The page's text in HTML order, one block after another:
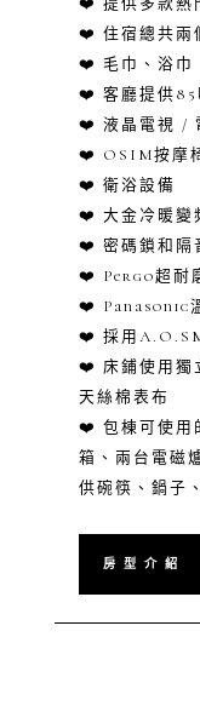
❤️ 住宿總共兩
❤️ 毛巾、浴巾
❤️ 客廳提供85
❤️ 液晶電視 /
❤️ OSIM按摩
❤️ 衛浴設備
❤️ 大金冷暖變
❤️ 密碼鎖和隔
❤️ Pergo超耐
❤️ Panasonic
❤️ 採用
❤️ 床鋪使用獨
天絲棉表布
❤️ 包棟可使用
箱、兩台電磁
供碗筷、鍋子
房 型 介 紹